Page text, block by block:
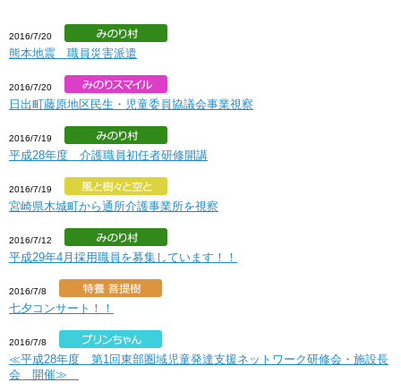
2016/7/20
熊本地震 職員災害派遣
2016/7/20
日出町藤原地区民生・児童委員協議会事業視察
2016/7/19
平成28年度 介護職員初任者研修開講
2016/7/19
宮崎県木城町から通所介護事業所を視察
2016/7/12
平成29年4月採用職員を募集しています！！
2016/7/8
七夕コンサート！！
2016/7/8
≪平成28年度 第1回東部圏域児童発達支援ネットワーク研修会・施設長
会 開催≫